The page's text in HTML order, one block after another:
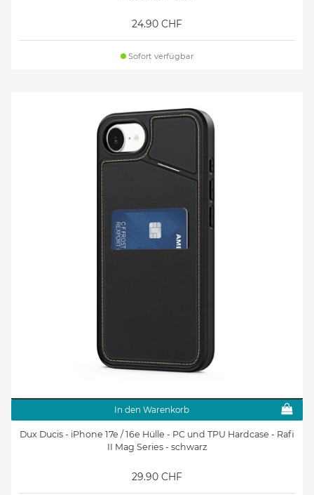
24.90 CHF
Sofort verfügbar
In den Warenkorb
Dux Ducis - iPhone 17e / 16e Hülle - PC und TPU Hardcase - Rafi
II Mag Series - schwarz
29.90 CHF